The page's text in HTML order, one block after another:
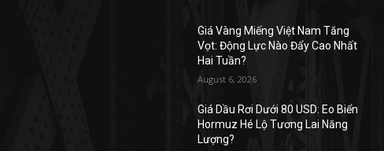
Giá Vàng Miếng Việt Nam Tăng
Vọt: Động Lực Nào Đẩy Cao Nhất
Hai Tuần?
August 6, 2026
Giá Dầu Rơi Dưới 80 USD: Eo Biển
Hormuz Hé Lộ Tương Lai Năng
Lượng?